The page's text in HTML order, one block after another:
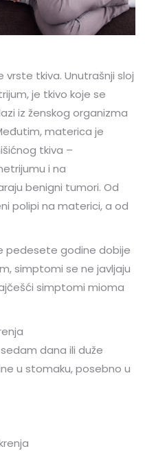
tkiva. Unutrašnji sloj
je tkivo koje se
iz ženskog organizma
materica je
tkiva –
i na
benigni tumori. Od
polipi na materici, a od
pedesete godine dobije
simptomi se ne javljaju
simptomi mioma
dana ili duže
u stomaku, posebno u